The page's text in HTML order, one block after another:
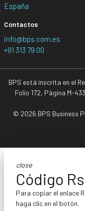
España
Contactos
info@bps.com.es
+91 313 79 00
BPS está inscrita en el
Folio 172, Página M-
© 2026 BPS Business
close
Código
Para copiar el enlace
haga clic en el botón.